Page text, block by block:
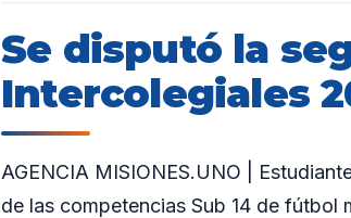
Se disputó la
Intercolegiales
AGENCIA MISIONES.UNO |
de las competencias Sub 14 de fútbol